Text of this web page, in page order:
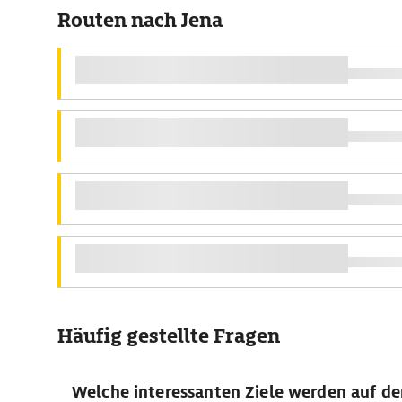
Routen nach Jena
Häufig gestellte Fragen
Welche interessanten Ziele werden auf